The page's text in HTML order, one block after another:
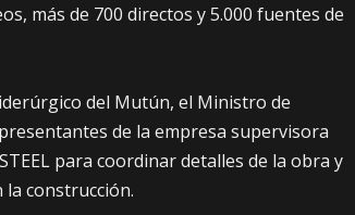
más de 700 directos y 5.000 fuentes de
del Mutún, el Ministro de
de la empresa supervisora
para coordinar detalles de la obra y
construcción.